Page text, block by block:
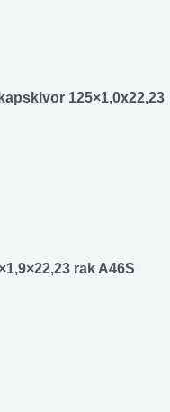
125×1,0x22,23
rak A46S